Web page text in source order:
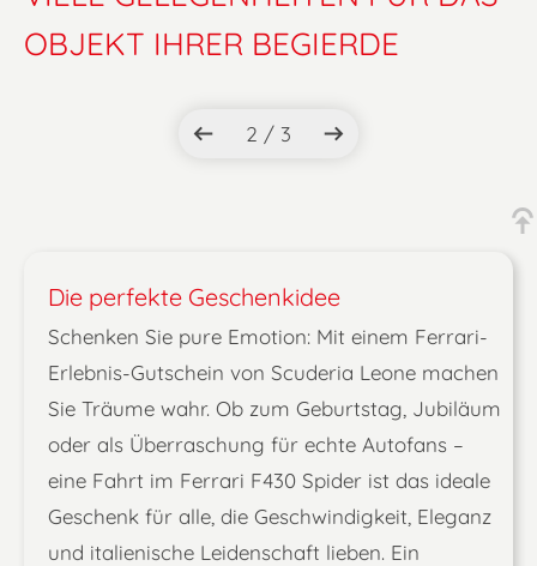
OBJEKT IHRER BEGIERDE
2 / 3
Die perfekte Geschenkidee
Schenken Sie pure Emotion: Mit einem Ferrari-
Erlebnis-Gutschein von Scuderia Leone machen
Sie Träume wahr. Ob zum Geburtstag, Jubiläum
oder als Überraschung für echte Autofans –
eine Fahrt im Ferrari F430 Spider ist das ideale
Geschenk für alle, die Geschwindigkeit, Eleganz
und italienische Leidenschaft lieben. Ein